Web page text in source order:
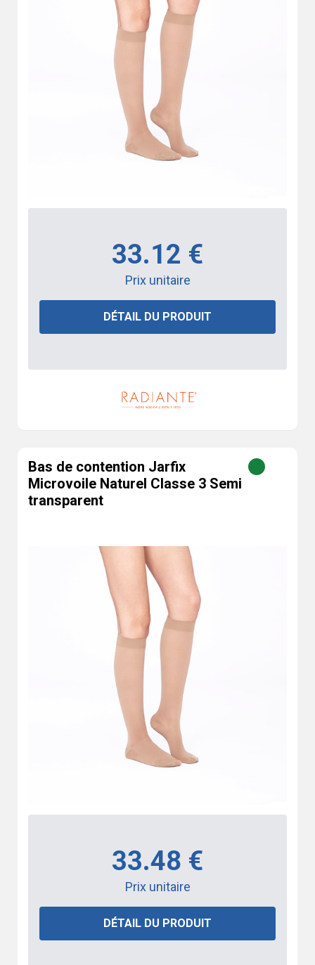
33.12 €
Prix unitaire
DÉTAIL DU PRODUIT
Bas de contention Jarfix
Microvoile Naturel Classe 3 Semi
transparent
33.48 €
Prix unitaire
DÉTAIL DU PRODUIT